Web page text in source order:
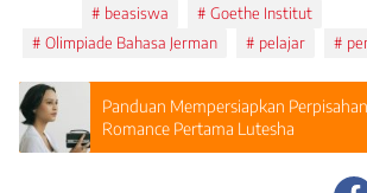
beasiswa
Goethe Institut
Olimpiade Bahasa Jerman
pelajar
Panduan Mempersiapkan
Romance Pertama Lutesha